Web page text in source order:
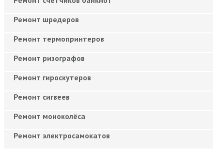
Ремонт шредеров
Ремонт термопринтеров
Ремонт ризографов
Ремонт гироскутеров
Ремонт сигвеев
Ремонт моноколёса
Ремонт электросамокатов